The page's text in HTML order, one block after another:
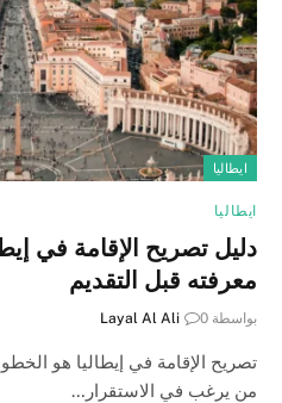
ايطاليا
ايطاليا
معرفته قبل التقديم
بواسطة Layal Al Ali 0
تصريح الإقامة في إيطاليا هو
من يرغب في الاستقرار…